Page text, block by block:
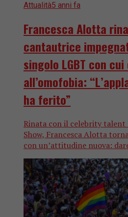
Attualità5 anni fa
Francesca Alotta
cantautrice
singolo LGBT con
all’omofobia:
ha ferito”
Rinata con il celebrity talent
Show, Francesca Alotta
con un’attitudine nuova: